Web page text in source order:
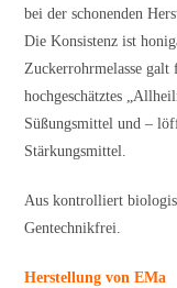
bei der schonenden
Die Konsistenz ist
Zuckerrohrmelasse
hochgeschätztes
Süßungsmittel und –
Stärkungsmittel.
Aus kontrolliert
Gentechnikfrei.
Herstellung von EMa